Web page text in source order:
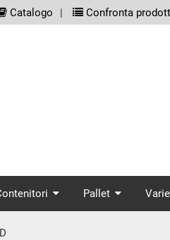
Catalogo Confronta
Pallet Varie